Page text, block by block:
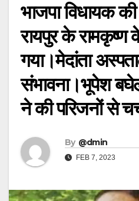
भाजपा विधायक
रायपुर के रामकृष्ण
गया।मेदांता
संभावना।भूपेश
ने की परिजनों से
By @dmin
FEB 7, 2023